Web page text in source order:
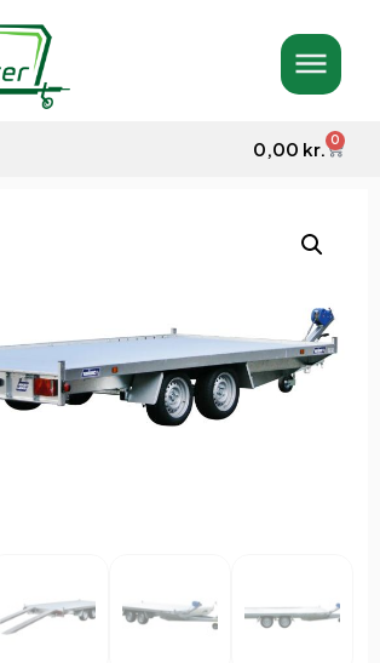
0,00 kr. 0